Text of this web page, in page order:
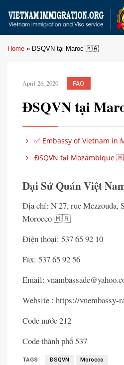
Home » ĐSQVN tại Maroc 🇲🇦
April 26, 2020 FAQ
ĐSQVN tại
✅ Embassy of Vietnam
ĐSQVN tại Mozambique
Đại Sứ Quán Việt
Địa chỉ: N 27, rue Mezzouda,
Morocco 🇲🇦
Điện thoại: 537 65 92 10
Fax: 537 65 92 56
Email:
Website : https://vnembassy-
Code nước 212
Code thành phố 537
TAGS ĐSQVN Morocco